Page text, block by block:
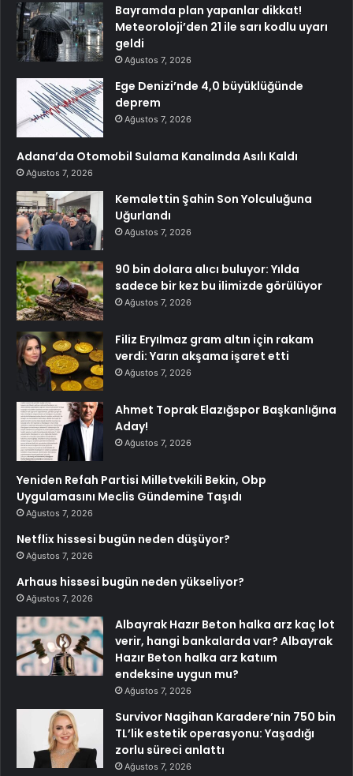
Bayramda plan yapanlar dikkat!
Meteoroloji’den 21 ile sarı kodlu uyarı
geldi
Ağustos 7, 2026
Ege Denizi’nde 4,0 büyüklüğünde
deprem
Ağustos 7, 2026
Adana’da Otomobil Sulama Kanalında Asılı Kaldı
Ağustos 7, 2026
Kemalettin Şahin Son Yolculuğuna
Uğurlandı
Ağustos 7, 2026
90 bin dolara alıcı buluyor: Yılda
sadece bir kez bu ilimizde görülüyor
Ağustos 7, 2026
Filiz Eryılmaz gram altın için rakam
verdi: Yarın akşama işaret etti
Ağustos 7, 2026
Ahmet Toprak Elazığspor Başkanlığına
Aday!
Ağustos 7, 2026
Yeniden Refah Partisi Milletvekili Bekin, Obp
Uygulamasını Meclis Gündemine Taşıdı
Ağustos 7, 2026
Netflix hissesi bugün neden düşüyor?
Ağustos 7, 2026
Arhaus hissesi bugün neden yükseliyor?
Ağustos 7, 2026
Albayrak Hazır Beton halka arz kaç lot
verir, hangi bankalarda var? Albayrak
Hazır Beton halka arz katıım
endeksine uygun mu?
Ağustos 7, 2026
Survivor Nagihan Karadere’nin 750 bin
TL’lik estetik operasyonu: Yaşadığı
zorlu süreci anlattı
Ağustos 7, 2026